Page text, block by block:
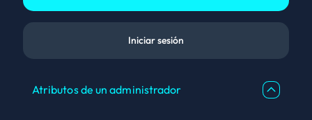
Iniciar sesión
Atributos de un administrador